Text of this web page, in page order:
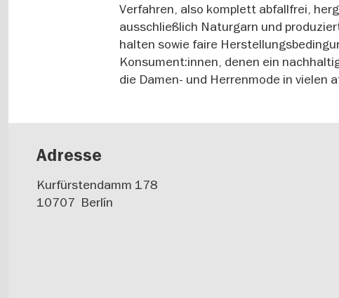
Verfahren, also komplett abfallfrei,
ausschließlich Naturgarn und
halten sowie faire
Konsument:innen, denen ein
die Damen- und Herrenmode in vielen
Adresse
Kurfürstendamm 178
10707 Berlín